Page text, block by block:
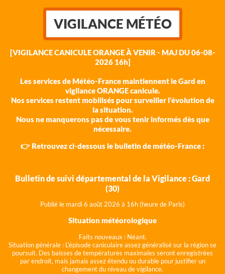
VIGILANCE MÉTÉO
[VIGILANCE CANICULE ORANGE À VENIR - MAJ DU 06-08-
2026 16h]
Les services de Météo-France maintiennent le Gard en
vigilance ORANGE canicule.
Nos services restent mobilisés pour surveiller l'évolution de
la situation.
Nous ne manquerons pas de vous tenir informés dès que
nécessaire.
👉 Retrouvez ci-dessous le bulletin de météo-France :
Bulletin de suivi départemental de la Vigilance : Gard
(30)
Publié le mardi 6 août 2026 à 16h (heure de Paris)
Situation météorologique
Faits nouveaux : Néant.
Situation générale : L'épisode caniculaire assez généralisé sur la région se
poursuit. Des baisses de températures maximales seront enregistrées
par endroit, mais jamais assez étendu ou durable pour justifier un
changement du niveau de vigilance.